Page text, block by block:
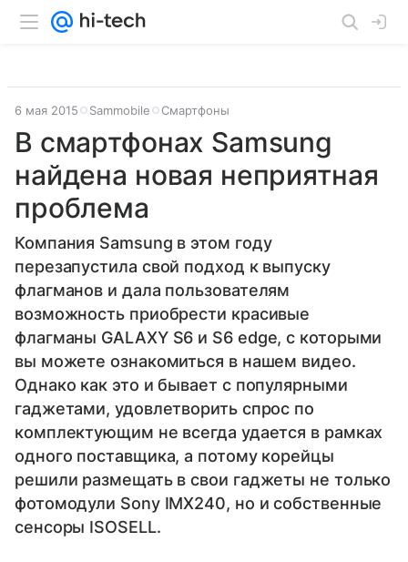
6 мая 2015 Sammobile Смартфоны
В смартфонах Samsung
найдена новая неприятная
проблема
Компания Samsung в этом году
перезапустила свой подход к выпуску
флагманов и дала пользователям
возможность приобрести красивые
флагманы GALAXY S6 и S6 edge, с которыми
вы можете ознакомиться в нашем видео.
Однако как это и бывает с популярными
гаджетами, удовлетворить спрос по
комплектующим не всегда удается в рамках
одного поставщика, а потому корейцы
решили размещать в свои гаджеты не только
фотомодули Sony IMX240, но и собственные
сенсоры ISOSELL.